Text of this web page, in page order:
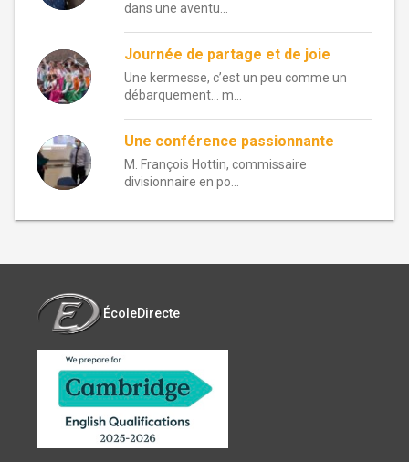
dans une aventu...
Journée de partage et de joie
Une kermesse, c’est un peu comme un
débarquement… m...
Une conférence passionnante
M. François Hottin, commissaire
divisionnaire en po...
ÉcoleDirecte